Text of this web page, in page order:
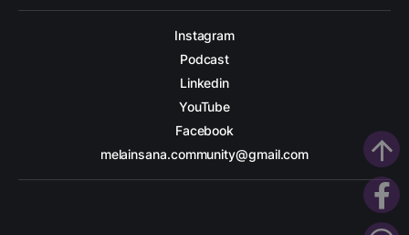
arrow_upward
Instagram
Podcast
Linkedin
YouTube
Facebook
melainsana.community@gmail.com